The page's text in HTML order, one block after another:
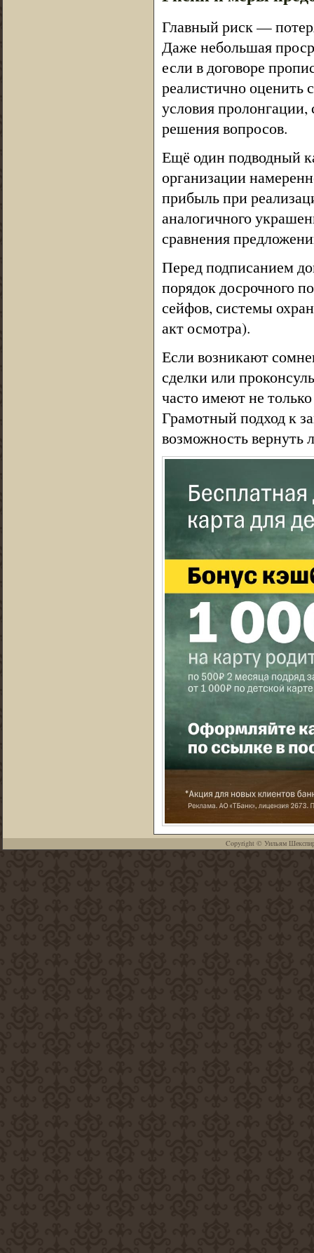
Главный риск —
Даже небольшая
если в договоре
реалистично оценить
условия пролонгации,
решения вопросов.
Ещё один подводный
организации
прибыль при
аналогичного
сравнения
Перед подписанием
порядок досрочного
сейфов, системы
акт осмотра).
Если возникают
сделки или
часто имеют не
Грамотный подход к
возможность
Copyright © Уильям